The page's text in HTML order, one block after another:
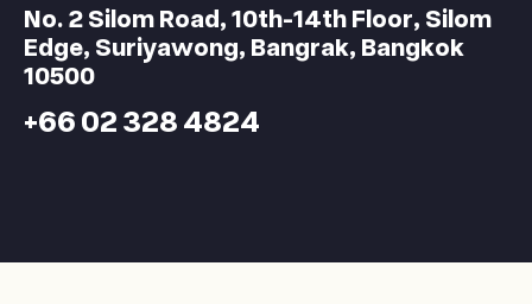
No. 2 Silom Road, 10th-14th Floor, Silom
Edge, Suriyawong, Bangrak, Bangkok
10500
+66 02 328 4824